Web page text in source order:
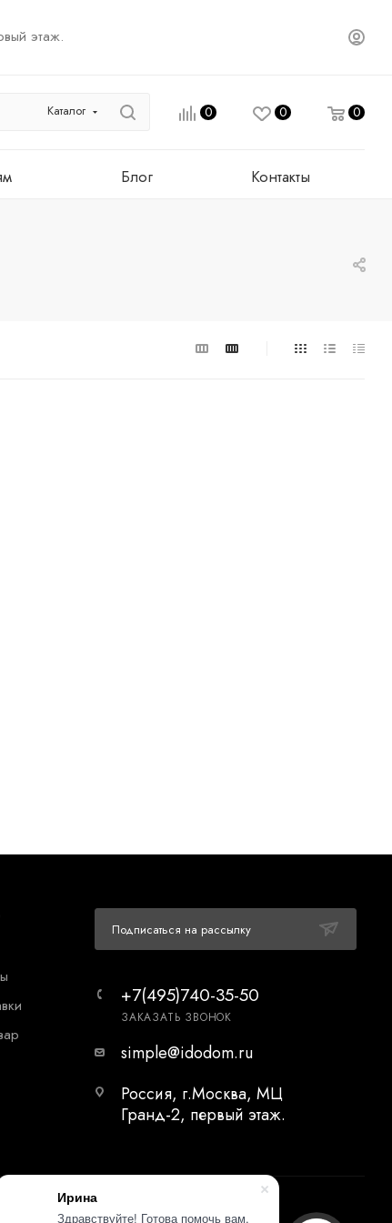
Ирина
Здравствуйте! Готова помочь вам.
этаж.
Каталог 0 0 0
Блог Контакты
Подписаться на рассылку
+7(495)740-35-50
ЗАКАЗАТЬ ЗВОНОК
simple@idodom.ru
Россия, г.Москва, МЦ
Гранд-2, первый этаж.